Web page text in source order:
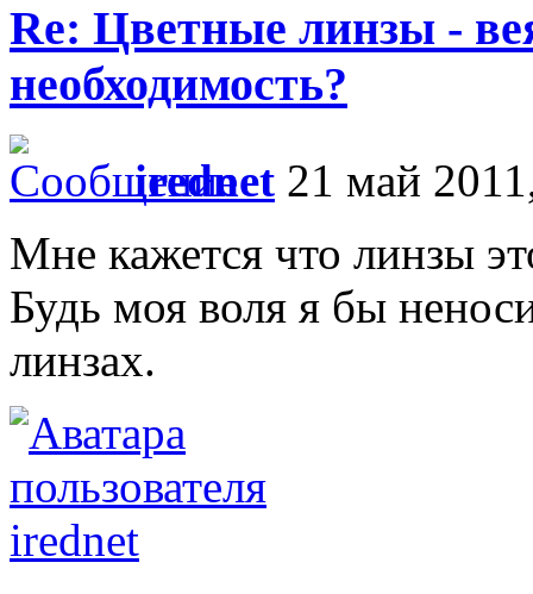
Re: Цветные линзы -
необходимость?
irednet 21 май
Мне кажется что линзы
Будь моя воля я бы
линзах.
irednet